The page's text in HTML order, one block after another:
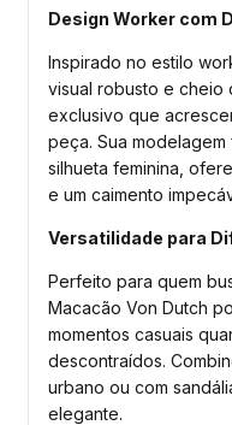
Design Worker com
Inspirado no estilo
visual robusto e cheio
exclusivo que
peça. Sua
silhueta feminina,
e um caimento
Versatilidade para
Perfeito para quem
Macacão Von Dutch
momentos casuais
descontraídos.
urbano ou com
elegante.